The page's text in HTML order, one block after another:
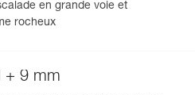
en grande voie et
rocheux
+ 9 mm